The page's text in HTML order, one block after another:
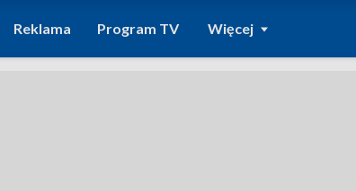
Reklama Program TV Więcej